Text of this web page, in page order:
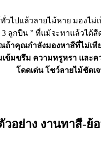
วไปแล้วลายไม้หาย มองไ
ลูกปืน ” ที่แม้จะทาแล้วไ
าคุณกำลังมองหาสีที่ไม่เพี
ข้มขรึม ความหรูหรา แล
โดดเด่น โชว์ลายไม้ชัดเ
วอย่าง งานทาสี-ย้